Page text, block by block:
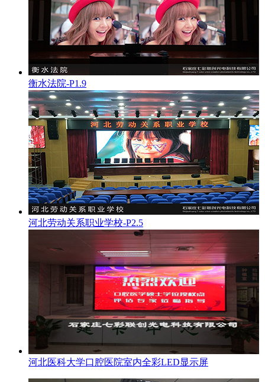
衡水法院-P1.9
河北劳动关系职业学校-P2.5
河北医科大学口腔医院室内全彩LED显示屏